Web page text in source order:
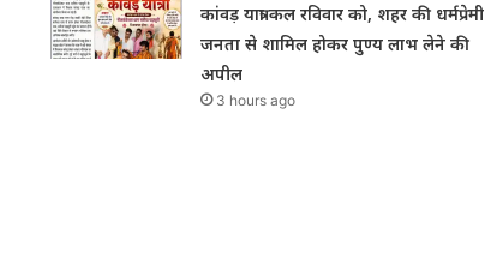
कांवड़ यात्रा कल रविवार को, शहर की धर्मप्रेमी
जनता से शामिल होकर पुण्य लाभ लेने की
अपील
3 hours ago